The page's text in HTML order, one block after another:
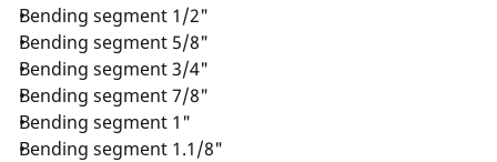
Bending segment 1/2"
Bending segment 5/8"
Bending segment 3/4"
Bending segment 7/8"
Bending segment 1"
Bending segment 1.1/8"